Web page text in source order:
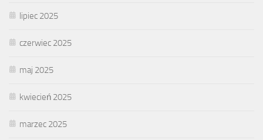
lipiec 2025
czerwiec 2025
maj 2025
kwiecień 2025
marzec 2025